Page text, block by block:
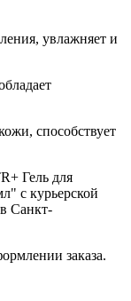
увлажняет и
способствует
Гель для
с курьерской
Санкт-
заказа.